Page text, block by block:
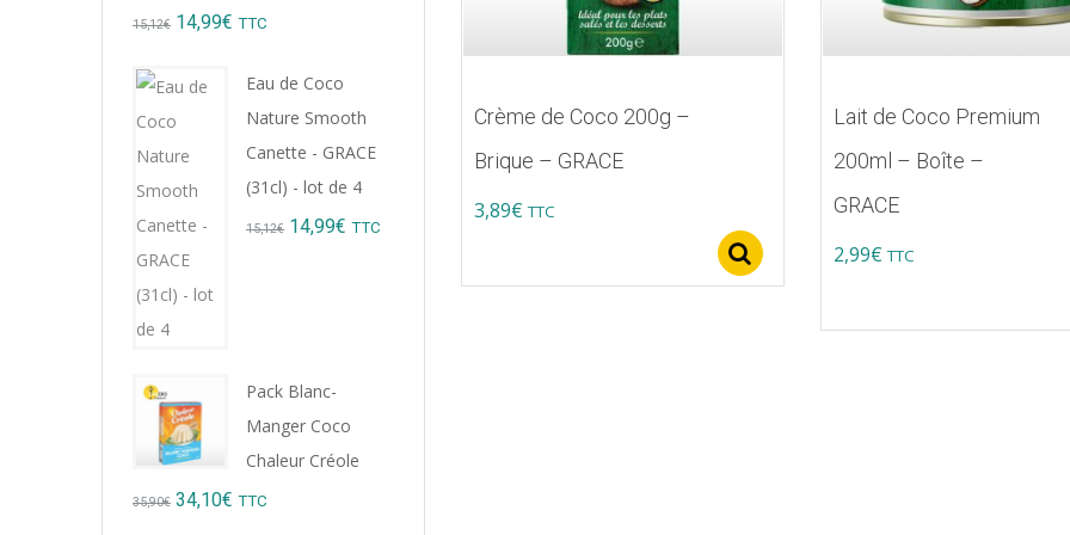
Crème de Coco 200g –
Brique – GRACE
3,89€ TTC
Select options
Lait de Coco Premium
200ml – Boîte –
GRACE
2,99€ TTC
15,12€ Original
was:
14,99€ Current
TTC
Eau de Coco
Nature Smooth
Canette - GRACE
(31cl) - lot de 4
15,12€ Original
14,99€ Current
TTC
Pack Blanc-
Manger Coco
Chaleur Créole
35,90€ Original
34,10€ Current
TTC